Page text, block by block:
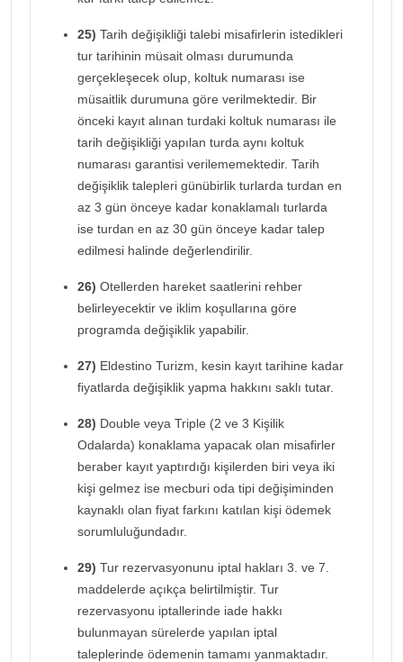
25) Tarih değişikliği talebi misafirlerin istedikleri
tur tarihinin müsait olması durumunda
gerçekleşecek olup, koltuk numarası ise
müsaitlik durumuna göre verilmektedir. Bir
önceki kayıt alınan turdaki koltuk numarası ile
tarih değişikliği yapılan turda aynı koltuk
numarası garantisi verilememektedir. Tarih
değişiklik talepleri günübirlik turlarda turdan en
az 3 gün önceye kadar konaklamalı turlarda
ise turdan en az 30 gün önceye kadar talep
edilmesi halinde değerlendirilir.
26) Otellerden hareket saatlerini rehber
belirleyecektir ve iklim koşullarına göre
programda değişiklik yapabilir.
27) Eldestino Turizm, kesin kayıt tarihine kadar
fiyatlarda değişiklik yapma hakkını saklı tutar.
28) Double veya Triple (2 ve 3 Kişilik
Odalarda) konaklama yapacak olan misafirler
beraber kayıt yaptırdığı kişilerden biri veya iki
kişi gelmez ise mecburi oda tipi değişiminden
kaynaklı olan fiyat farkını katılan kişi ödemek
sorumluluğundadır.
29) Tur rezervasyonunu iptal hakları 3. ve 7.
maddelerde açıkça belirtilmiştir. Tur
rezervasyonu iptallerinde iade hakkı
bulunmayan sürelerde yapılan iptal
taleplerinde ödemenin tamamı yanmaktadır.